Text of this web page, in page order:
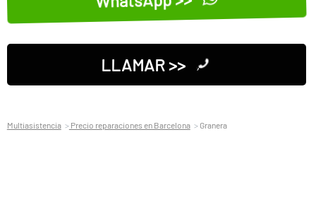
LLAMAR >>
Multiasistencia Precio reparaciones en Barcelona Granera